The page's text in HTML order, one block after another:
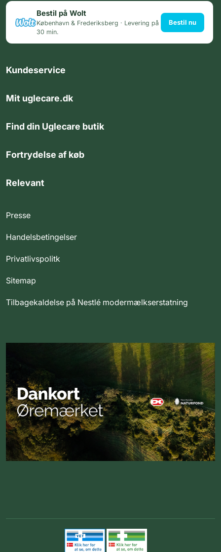
Bestil på Wolt
København & Frederiksberg · Levering på
30 min.
Bestil nu
Kundeservice
Mit uglecare.dk
Find din Uglecare butik
Fortrydelse af køb
Relevant
Presse
Handelsbetingelser
Privatlivspolitk
Sitemap
Tilbagekaldelse på Nestlé modermælkserstatning